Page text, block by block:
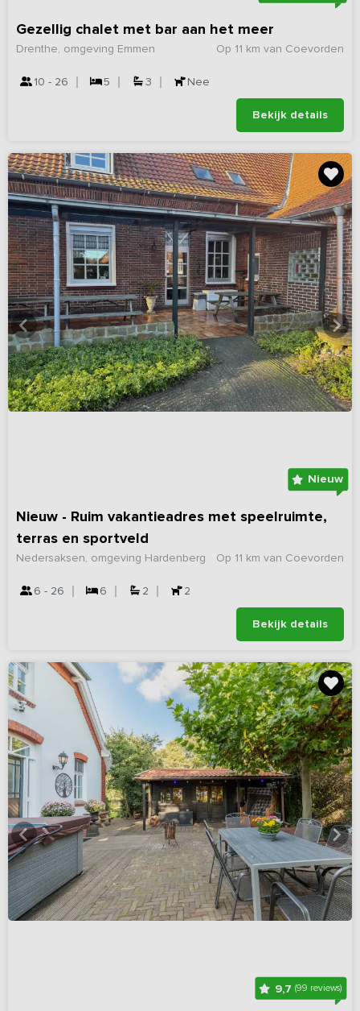
Gezellig chalet met bar aan het meer
Op 11 km van Coevorden
Drenthe, omgeving Emmen
10 - 26 5 3 Nee
Bekijk details
Nieuw
Nieuw - Ruim vakantieadres met speelruimte,
terras en sportveld
Op 11 km van Coevorden
Nedersaksen, omgeving Hardenberg
6 - 26 6 2 2
Bekijk details
9,7(99 reviews)